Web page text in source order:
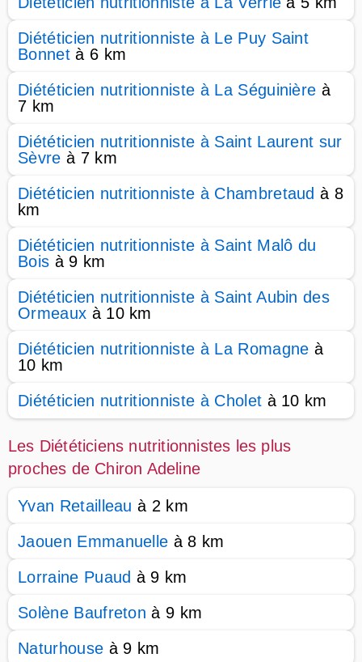
Diététicien nutritionniste à Le Puy Saint
Bonnetà 6 km
Diététicien nutritionniste à La Séguinière à
7 km
Diététicien nutritionniste à Saint Laurent sur
Sèvre à 7 km
Diététicien nutritionniste à Chambretaud à 8
km
Diététicien nutritionniste à Saint Malô du
Bois à 9 km
Diététicien nutritionniste à Saint Aubin des
Ormeaux à 10 km
Diététicien nutritionniste à La Romagne à
10 km
Diététicien nutritionniste à Cholet à 10 km
Les Diététiciens nutritionnistes les plus
proches de Chiron Adeline
Yvan Retailleau à 2 km
Jaouen Emmanuelle à 8 km
Lorraine Puaud à 9 km
Solène Baufreton à 9 km
Naturhouse à 9 km